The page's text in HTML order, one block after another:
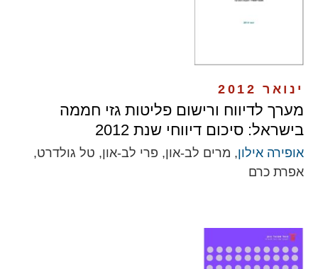
ינואר 2012
מערך לדיווח ורישום פליטות גזי חממה
בישראל: סיכום דיווחי שנת 2012
אופירה אילון, מרים לב-און, פרי לב-און, טל גולדרט,
אפרת כרם